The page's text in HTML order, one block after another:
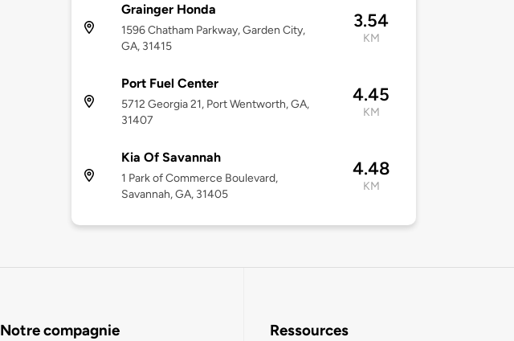
Grainger Honda
1596 Chatham Parkway, Garden City,
GA, 31415
3.54
KM
Port Fuel Center
5712 Georgia 21, Port Wentworth, GA,
31407
4.45
KM
Kia Of Savannah
1 Park of Commerce Boulevard,
Savannah, GA, 31405
4.48
KM
Notre compagnie Ressources